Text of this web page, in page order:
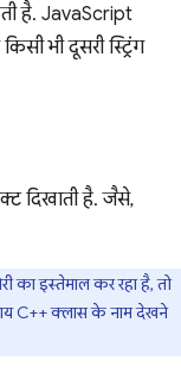
है. JavaScript
भी दूसरी स्ट्रिंग
दिखाती है. जैसे,
का इस्तेमाल कर रहा है, तो
C++ क्लास के नाम देखने